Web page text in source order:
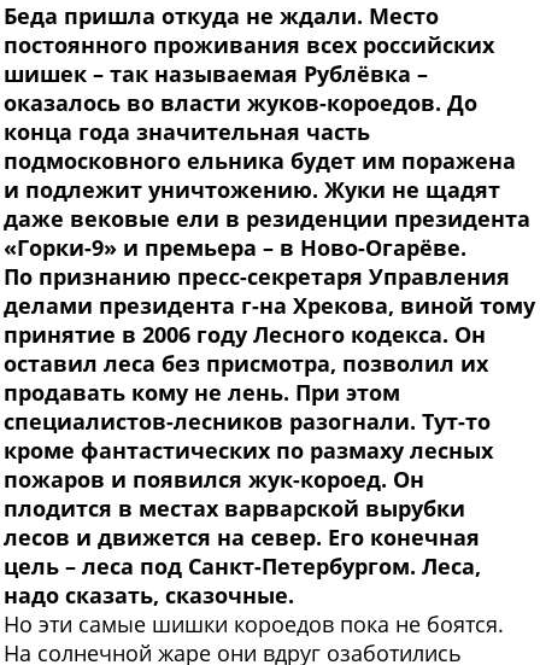
Беда пришла откуда не ждали. Место
постоянного проживания всех российских
шишек – так называемая Рублёвка –
оказалось во власти жуков-короедов. До
конца года значительная часть
подмосковного ельника будет им поражена
и подлежит уничтожению. Жуки не щадят
даже вековые ели в резиденции президента
«Горки-9» и премьера – в Ново-Огарёве.
По признанию пресс-секретаря Управления
делами президента г-на Хрекова, виной тому
принятие в 2006 году Лесного кодекса. Он
оставил леса без присмотра, позволил их
продавать кому не лень. При этом
специалистов-лесников разогнали. Тут-то
кроме фантастических по размаху лесных
пожаров и появился жук-короед. Он
плодится в местах варварской вырубки
лесов и движется на север. Его конечная
цель – леса под Санкт-Петербургом. Леса,
надо сказать, сказочные.
Но эти самые шишки короедов пока не боятся.
На солнечной жаре они вдруг озаботились